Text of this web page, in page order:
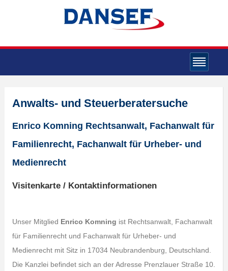
Anwalts- und Steuerberatersuche
Enrico Komning Rechtsanwalt, Fachanwalt für
Familienrecht, Fachanwalt für Urheber- und
Medienrecht
Visitenkarte / Kontaktinformationen
Unser Mitglied Enrico Komning ist Rechtsanwalt, Fachanwalt
für Familienrecht und Fachanwalt für Urheber- und
Medienrecht mit Sitz in 17034 Neubrandenburg, Deutschland.
Die Kanzlei befindet sich an der Adresse Prenzlauer Straße 10.